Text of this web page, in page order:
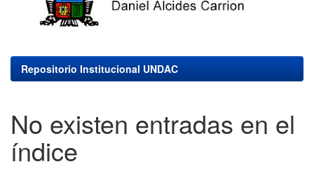
Repositorio Institucional UNDAC
No existen entradas en el
índice